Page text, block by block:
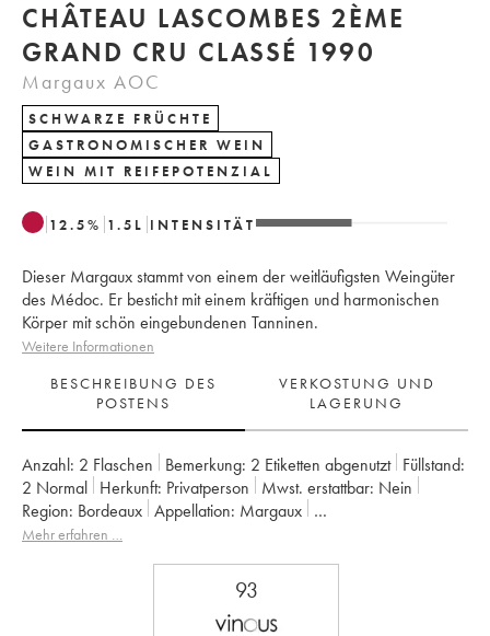
CHÂTEAU LASCOMBES 2ÈME
GRAND CRU CLASSÉ 1990
Margaux AOC
SCHWARZE FRÜCHTE
GASTRONOMISCHER WEIN
WEIN MIT REIFEPOTENZIAL
12.5% 1.5 L INTENSITÄT
Dieser Margaux stammt von einem der weitläufigsten Weingüter
des Médoc. Er besticht mit einem kräftigen und harmonischen
Körper mit schön eingebundenen Tanninen.
Weitere Informationen
BESCHREIBUNG DES
POSTENS
VERKOSTUNG UND
LAGERUNG
Anzahl: 2 Flaschen Bemerkung: 2 Etiketten abgenutzt Füllstand:
2 Normal Herkunft: privatperson Mwst. erstattbar:
nein
Region:
Bordeaux Appellation:
Margaux
Klassifizierung:
Mehr erfahren …
93